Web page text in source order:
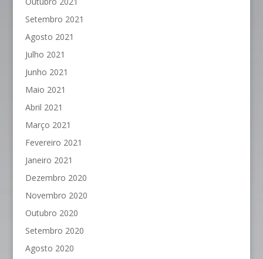
Setembro 2021
Agosto 2021
Julho 2021
Junho 2021
Maio 2021
Abril 2021
Março 2021
Fevereiro 2021
Janeiro 2021
Dezembro 2020
Novembro 2020
Outubro 2020
Setembro 2020
Agosto 2020